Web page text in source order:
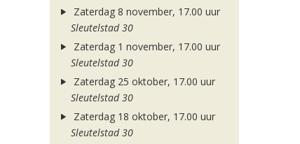
Zaterdag 8 november, 17.00 uur
Sleutelstad 30
Zaterdag 1 november, 17.00 uur
Sleutelstad 30
Zaterdag 25 oktober, 17.00 uur
Sleutelstad 30
Zaterdag 18 oktober, 17.00 uur
Sleutelstad 30